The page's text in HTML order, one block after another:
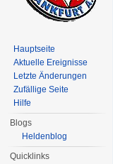
Hauptseite
Aktuelle Ereignisse
Letzte Änderungen
Zufällige Seite
Hilfe
Blogs
Heldenblog
Quicklinks